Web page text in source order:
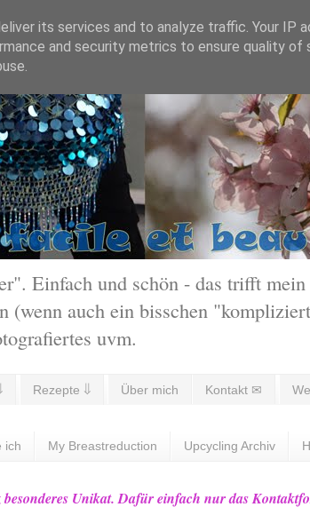
Einfach und schön - das trifft
(wenn auch ein bisschen
uvm.
Rezepte ⇓ Über mich Kontakt ✉
ich My Breastreduction Upcycling Archiv
Unikat. Dafür einfach nur das
its services and to analyze traffic. Your IP
and security metrics to ensure quality of